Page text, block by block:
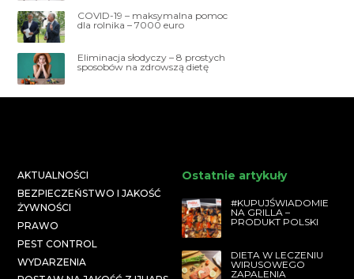
COVID-19 – maksymalna pomoc
dla rolnika – 7000 euro
Eliminacja słodyczy – 8 prostych
sposobów na zdrowszą dietę
AKTUALNOŚCI
BEZPIECZEŃSTWO I JAKOŚĆ
ŻYWNOŚCI
PRAWO
PEST CONTROL
WYDARZENIA
Ostatnie artykuły
#KUPUJŚWIADOMIE
NA GRILLA –
PRODUKT POLSKI
DIETA W LECZENIU
WIRUSOWEGO
ZAPALENIA